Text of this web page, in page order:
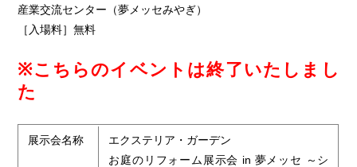
産業交流センター（夢メッセみやぎ）
［入場料］無料
※こちらのイベントは終了いたしまし
た
展示会名称
エクステリア・ガーデン
お庭のリフォーム展示会 in 夢メッセ ～シ